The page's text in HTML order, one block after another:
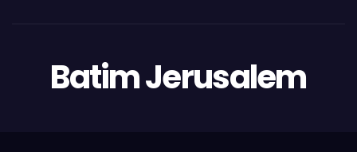
Batim Jerusalem